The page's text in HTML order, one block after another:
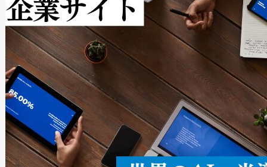
Avia 2は、2種類のFOVオプシ
× 80°のノーマルモード、長
ードを切り替えて使用するこ
ることなく、単一のデバイス
うにします。遠距離まで届く
密度なスキャ